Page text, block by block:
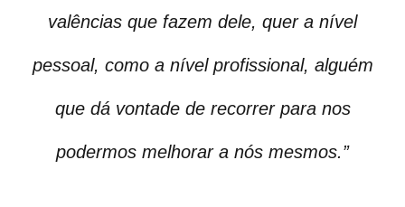
valências que fazem dele, quer a nível
pessoal, como a nível profissional, alguém
que dá vontade de recorrer para nos
podermos melhorar a nós mesmos.”